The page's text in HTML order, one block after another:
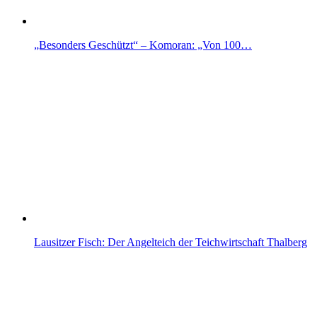
„Besonders Geschützt“ – Komoran: „Von 100…
Lausitzer Fisch: Der Angelteich der Teichwirtschaft Thalberg